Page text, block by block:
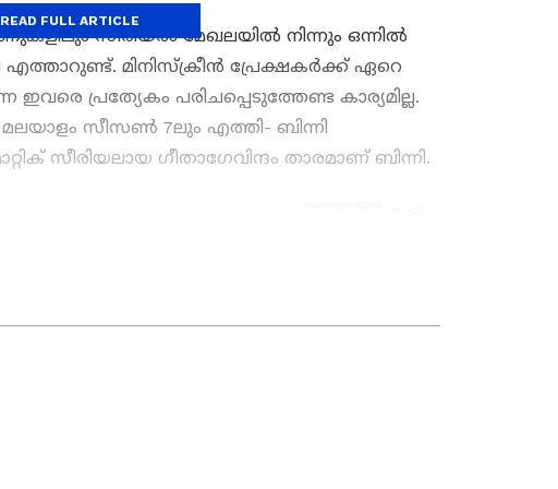
സീരിയൽ മേഖലയിൽ നിന്നും ഒന്നിൽ
മിനിസ്ക്രീൻ പ്രേക്ഷകർക്ക് ഏറെ
പ്രത്യേകം പരിചപ്പെടുത്തേണ്ട കാര്യമില്ല.
സീസൺ 7ലും എത്തി- ബിന്നി
സീരിയലായ ഗീതാഗേവിന്ദം താരമാണ് ബിന്നി.
READ FULL ARTICLE